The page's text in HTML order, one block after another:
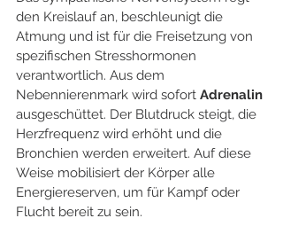
den Kreislauf an, beschleunigt die
Atmung und ist für die Freisetzung von
spezifischen Stresshormonen
verantwortlich. Aus dem
Nebennierenmark wird sofort Adrenalin
ausgeschüttet. Der Blutdruck steigt, die
Herzfrequenz wird erhöht und die
Bronchien werden erweitert. Auf diese
Weise mobilisiert der Körper alle
Energiereserven, um für Kampf oder
Flucht bereit zu sein.